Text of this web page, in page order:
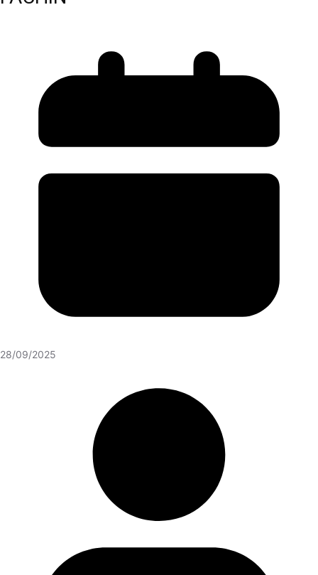
28/09/2025